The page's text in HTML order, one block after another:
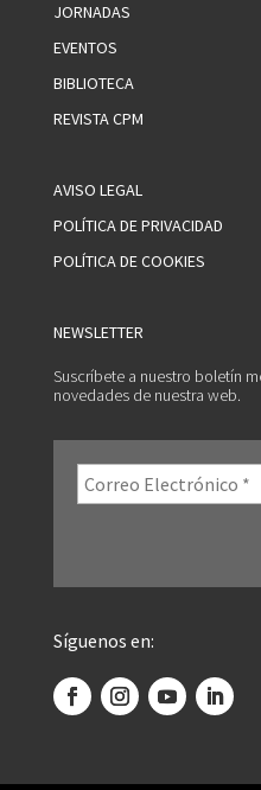
JORNADAS
EVENTOS
BIBLIOTECA
REVISTA CPM
AVISO LEGAL
POLÍTICA DE PRIVACIDAD
POLÍTICA DE COOKIES
NEWSLETTER
Suscríbete a nuestro boletín
novedades de nuestra web.
Síguenos en: